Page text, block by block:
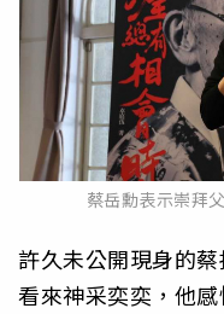
蔡岳勳表示崇拜
許久未公開現身的
看來神采奕奕，他